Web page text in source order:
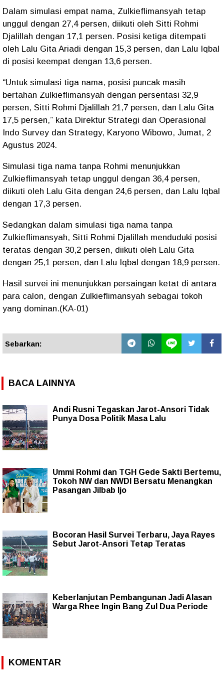
Dalam simulasi empat nama, Zulkieflimansyah tetap
unggul dengan 27,4 persen, diikuti oleh Sitti Rohmi
Djalillah dengan 17,1 persen. Posisi ketiga ditempati
oleh Lalu Gita Ariadi dengan 15,3 persen, dan Lalu Iqbal
di posisi keempat dengan 13,6 persen.
“Untuk simulasi tiga nama, posisi puncak masih
bertahan Zulkieflimansyah dengan persentasi 32,9
persen, Sitti Rohmi Djalillah 21,7 persen, dan Lalu Gita
17,5 persen,” kata Direktur Strategi dan Operasional
Indo Survey dan Strategy, Karyono Wibowo, Jumat, 2
Agustus 2024.
Simulasi tiga nama tanpa Rohmi menunjukkan
Zulkieflimansyah tetap unggul dengan 36,4 persen,
diikuti oleh Lalu Gita dengan 24,6 persen, dan Lalu Iqbal
dengan 17,3 persen.
Sedangkan dalam simulasi tiga nama tanpa
Zulkieflimansyah, Sitti Rohmi Djalillah menduduki posisi
teratas dengan 30,2 persen, diikuti oleh Lalu Gita
dengan 25,1 persen, dan Lalu Iqbal dengan 18,9 persen.
Hasil survei ini menunjukkan persaingan ketat di antara
para calon, dengan Zulkieflimansyah sebagai tokoh
yang dominan.(KA-01)
Sebarkan:
BACA LAINNYA
Andi Rusni Tegaskan Jarot-Ansori Tidak
Punya Dosa Politik Masa Lalu
Ummi Rohmi dan TGH Gede Sakti Bertemu,
Tokoh NW dan NWDI Bersatu Menangkan
Pasangan Jilbab Ijo
Bocoran Hasil Survei Terbaru, Jaya Rayes
Sebut Jarot-Ansori Tetap Teratas
Keberlanjutan Pembangunan Jadi Alasan
Warga Rhee Ingin Bang Zul Dua Periode
KOMENTAR